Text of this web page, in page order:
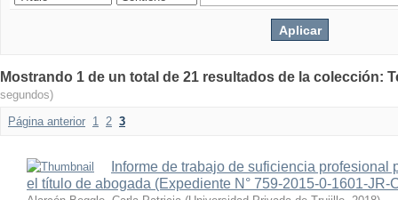
Mostrando 1 de un total de 21 resultados de la colección:
segundos)
Página anterior 1 2 3
Informe de trabajo de suficiencia profesional
el título de abogada (Expediente N° 759-2015-0-1601-JR-